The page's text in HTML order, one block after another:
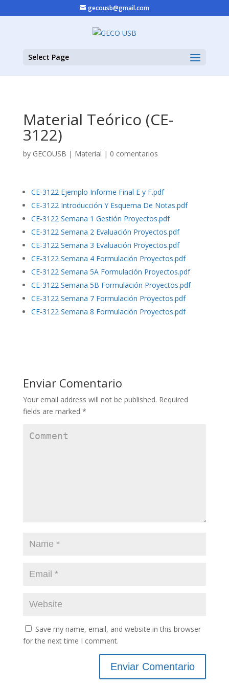
gecousb@gmail.com
Select Page
Material Teórico (CE-
3122)
by GECOUSB | Material | 0 comentarios
CE-3122 Ejemplo Informe Final E y F.pdf
CE-3122 Introducción Y Esquema De Notas.pdf
CE-3122 Semana 1 Gestión Proyectos.pdf
CE-3122 Semana 2 Evaluación Proyectos.pdf
CE-3122 Semana 3 Evaluación Proyectos.pdf
CE-3122 Semana 4 Formulación Proyectos.pdf
CE-3122 Semana 5A Formulación Proyectos.pdf
CE-3122 Semana 5B Formulación Proyectos.pdf
CE-3122 Semana 7 Formulación Proyectos.pdf
CE-3122 Semana 8 Formulación Proyectos.pdf
Enviar Comentario
Your email address will not be published. Required
fields are marked *
Save my name, email, and website in this browser
for the next time I comment.